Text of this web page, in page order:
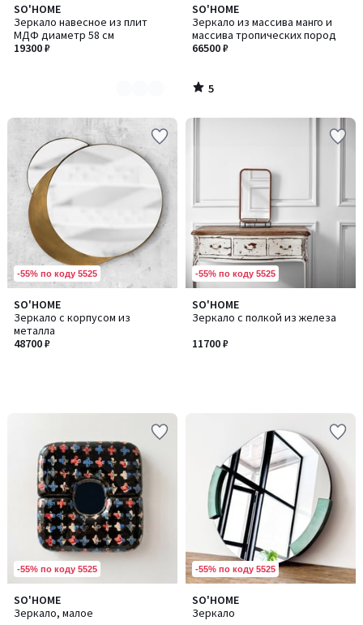
SO'HOME
Зеркало навесное из плит
МДФ диаметр 58 см
19300 ₽
Количество
цветов:
2
SO'HOME
Зеркало из массива манго и
массива тропических пород
66500 ₽
5
/
5
5
/
-55% по коду 5525
SO'HOME
Зеркало с корпусом из
металла
48700 ₽
-55% по коду 5525
SO'HOME
Зеркало с полкой из железа
11700 ₽
-55% по коду 5525
SO'HOME
Зеркало, малое
Количество
цветов:
-55% по коду 5525
SO'HOME
Зеркало